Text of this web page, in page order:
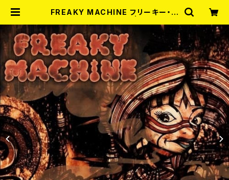
FREAKY MACHINE フリーキー・マ
SHOP MISERY